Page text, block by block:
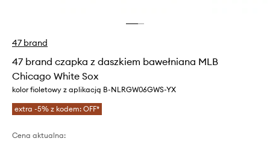
47 brand
47 brand czapka z daszkiem bawełniana MLB
Chicago White Sox
kolor fioletowy z aplikacją B-NLRGW06GWS-YX
extra -5% z kodem: OFF*
Cena aktualna: